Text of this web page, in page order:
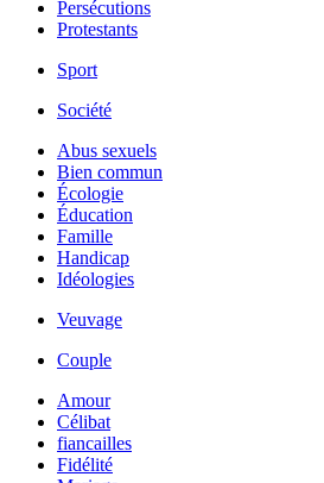
Persécutions
Protestants
Sport
Société
Abus sexuels
Bien commun
Écologie
Éducation
Famille
Handicap
Idéologies
Veuvage
Couple
Amour
Célibat
fiancailles
Fidélité